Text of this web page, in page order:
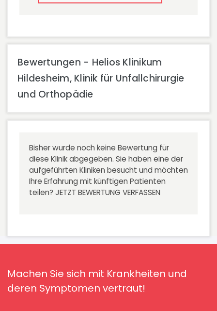
Bewertungen - Helios Klinikum
Hildesheim, Klinik für Unfallchirurgie
und Orthopädie
Bisher wurde noch keine Bewertung für
diese Klinik abgegeben. Sie haben eine der
aufgeführten Kliniken besucht und möchten
Ihre Erfahrung mit künftigen Patienten
teilen? JETZT BEWERTUNG VERFASSEN
Machen Sie sich mit Krankheiten und
deren Symptomen vertraut!